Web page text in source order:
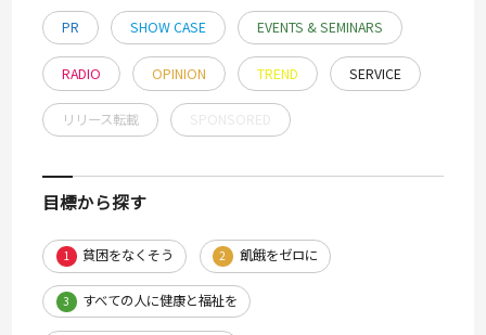
PR SHOW CASE EVENTS & SEMINARS
RADIO OPINION TREND SERVICE
リリース転載
目標から探す
1 貧困をなくそう 2 飢餓をゼロに
3 すべての人に健康と福祉を